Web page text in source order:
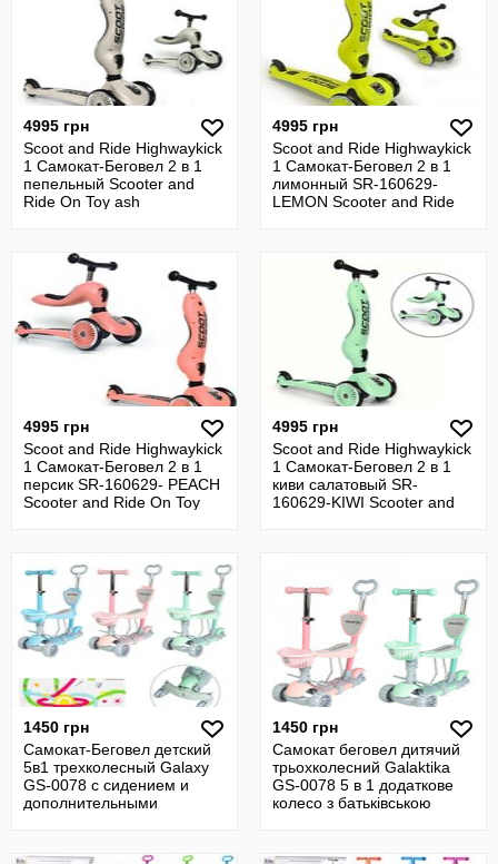
4995 грн
Scoot and Ride Highwaykick
1 Самокат-Беговел 2 в 1
пепельный Scooter and
Ride On Toy ash
4995 грн
Scoot and Ride Highwaykick
1 Самокат-Беговел 2 в 1
лимонный SR-160629-
LEMON Scooter and Ride
4995 грн
Scoot and Ride Highwaykick
1 Самокат-Беговел 2 в 1
персик SR-160629- PEACH
Scooter and Ride On Toy
4995 грн
Scoot and Ride Highwaykick
1 Самокат-Беговел 2 в 1
киви салатовый SR-
160629-KIWI Scooter and
1450 грн
Самокат-Беговел детский
5в1 трехколесный Galaxy
GS-0078 с сидением и
дополнительными
1450 грн
Самокат беговел дитячий
трьохколесний Galaktika
GS-0078 5 в 1 додаткове
колесо з батьківською